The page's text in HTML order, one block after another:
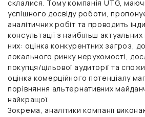
склалися. Тому компанія UTG,
успішного досвіду роботи,
аналітичних робіт та проводить
консультації з найбільш
них: оцінка конкурентних загроз,
локального ринку нерухомості,
покупця/цільової аудиторії та
оцінка комерційного потенціалу
порівняння альтернативних
найкращої.
Зокрема, аналітики компанії